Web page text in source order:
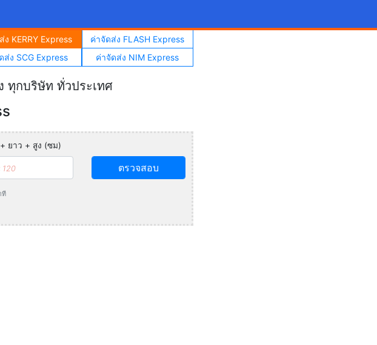
ง KERRY Express
ค่าจัดส่ง FLASH Express
ส่ง SCG Express ค่าจัดส่ง NIM Express
ทุกบริษัท ทั่วประเทศ
ยาว + สูง (ซม)
ตรวจสอบ
ที